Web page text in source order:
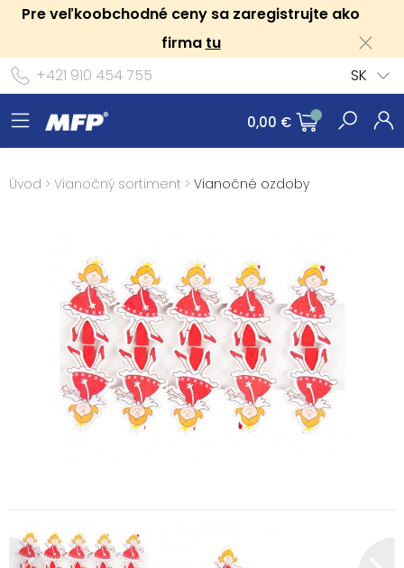
Pre veľkoobchodné ceny sa zaregistrujte ako
firma tu
+421 910 454 755
SK
0,00 €
Úvod > Vianočný sortiment > Vianočné ozdoby